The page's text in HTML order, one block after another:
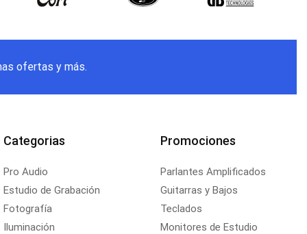
ofertas y más.
Categorias
Pro Audio
Estudio de Grabación
Fotografía
Iluminación
Promociones
Parlantes Amplificados
Guitarras y Bajos
Teclados
Monitores de Estudio